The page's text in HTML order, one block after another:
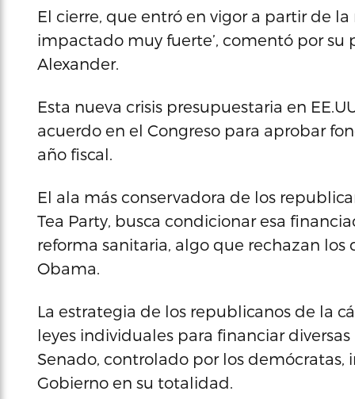
El cierre, que entró en vigor a partir de
impactado muy fuerte’, comentó por su
Alexander.
Esta nueva crisis presupuestaria en
acuerdo en el Congreso para aprobar
año fiscal.
El ala más conservadora de los
Tea Party, busca condicionar esa
reforma sanitaria, algo que rechazan
Obama.
La estrategia de los republicanos de la
leyes individuales para financiar
Senado, controlado por los demócratas,
Gobierno en su totalidad.